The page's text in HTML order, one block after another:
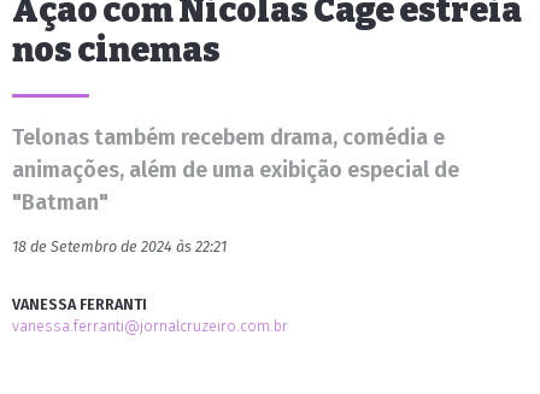
Ação com Nicolas Cage estreia
nos cinemas
Telonas também recebem drama, comédia e
animações, além de uma exibição especial de
"Batman"
18 de Setembro de 2024 às 22:21
VANESSA FERRANTI
vanessa.ferranti@jornalcruzeiro.com.br